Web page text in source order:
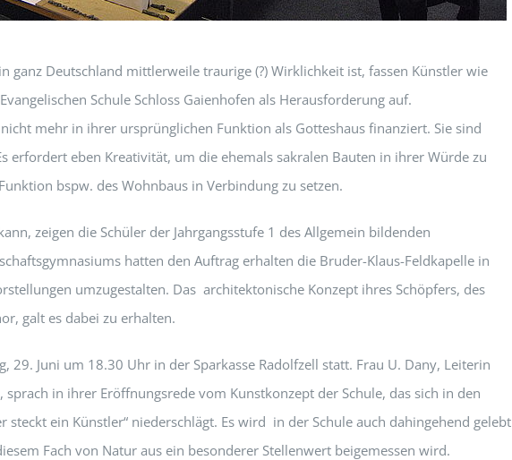
ganz Deutschland mittlerweile traurige (?) Wirklichkeit ist, fassen Künstler wie
Schule Schloss Gaienhofen als Herausforderung auf.
mehr in ihrer ursprünglichen Funktion als Gotteshaus finanziert. Sie sind
erfordert eben Kreativität, um die ehemals sakralen Bauten in ihrer Würde zu
bspw. des Wohnbaus in Verbindung zu setzen.
zeigen die Schüler der Jahrgangsstufe 1 des Allgemein bildenden
hatten den Auftrag erhalten die Bruder-Klaus-Feldkapelle in
umzugestalten. Das architektonische Konzept ihres Schöpfers, des
galt es dabei zu erhalten.
29. Juni um 18.30 Uhr in der Sparkasse Radolfzell statt. Frau U. Dany, Leiterin
sprach in ihrer Eröffnungsrede vom Kunstkonzept der Schule, das sich in den
steckt ein Künstler“ niederschlägt. Es wird in der Schule auch dahingehend gelebt
Fach von Natur aus ein besonderer Stellenwert beigemessen wird.